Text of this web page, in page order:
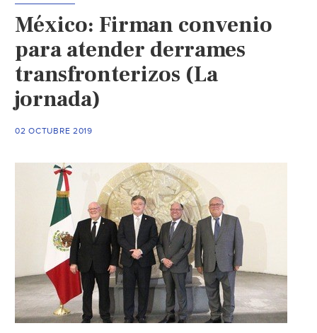
México: Firman convenio
para atender derrames
transfronterizos (La
jornada)
02 OCTUBRE 2019